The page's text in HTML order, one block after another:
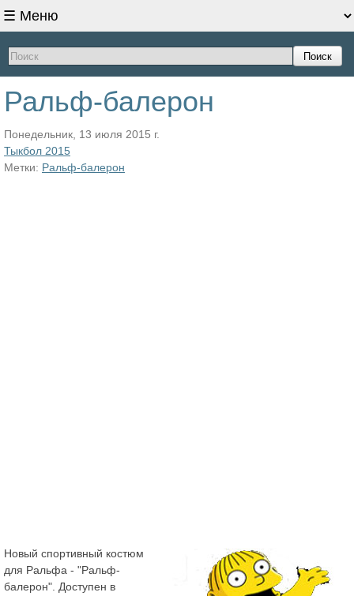
Поиск
Ральф-балерон
Понедельник, 13 июля 2015 г.
Тыкбол 2015
Метки: Ральф-балерон
Новый спортивный костюм
для Ральфа - "Ральф-
балерон". Доступен в